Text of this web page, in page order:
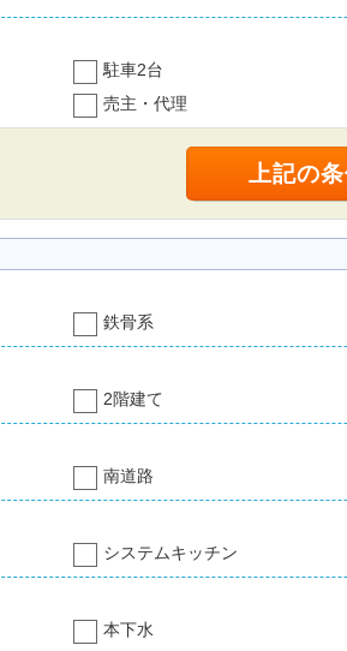
駐車2台
売主・代理
鉄骨系
2階建て
南道路
システムキッチン
本下水